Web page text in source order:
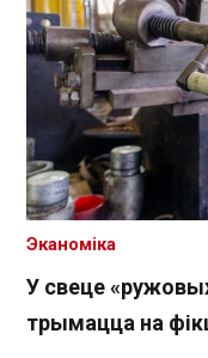
У свеце
трымацца на
Эканоміка